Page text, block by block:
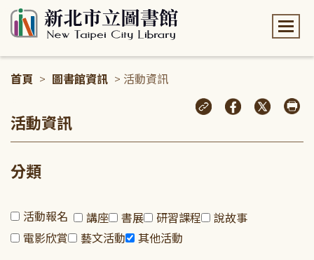
首頁 > 圖書館資訊 > 活動資訊
活動資訊
分類
活動報名 講座 書展 研習課程
說故事
電影欣賞
藝文活動 其他活動